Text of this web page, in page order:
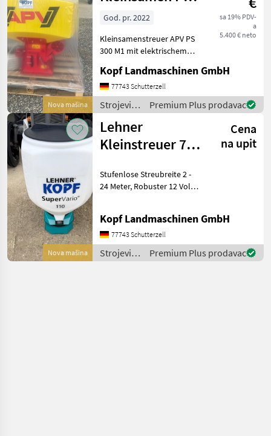
navodnjavanje
/ Joskin
Nova mašina
300
M1+elekltrisch
sa 19% PDV-
a
5.400 € neto
God. pr. 2022
Kleinsamenstreuer APV PS
300 M1 mit elektrischem
Steuermodul 5.2 8 Auslässe
für Arbeitsbreiten bis zu 6
Meter 25 Meter Schlauch 8
Pralltelle
Kopf Landmaschinen GmbH
77743 Schutterzell
Strojevi
za
đubrenje,
gnojenje i
navodnjavanje
Premium Plus prodavac
Nova mašina
Lehner
Kleinstreuer 70 /
*NEU*
Cena
na upit
Stufenlose Streubreite 2 -
24 Meter, Robuster 12 Volt
durch Steuerpult vom
Fahrersitz aus, Optische
und akustische Feh
Kopf Landmaschinen GmbH
77743 Schutterzell
Strojevi
za
Premium Plus prodavac